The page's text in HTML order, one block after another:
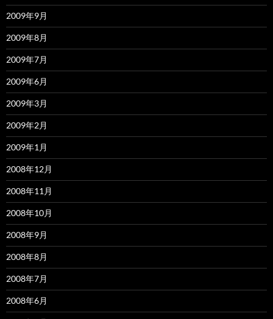
2009年9月
2009年8月
2009年7月
2009年6月
2009年3月
2009年2月
2009年1月
2008年12月
2008年11月
2008年10月
2008年9月
2008年8月
2008年7月
2008年6月